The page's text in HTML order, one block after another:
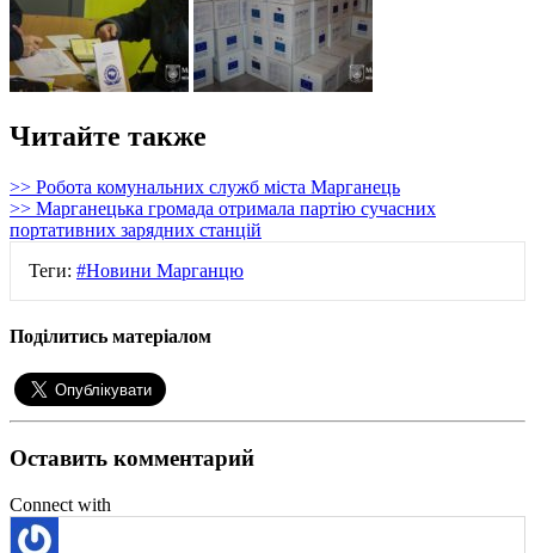
Читайте также
>> Робота комунальних служб міста Марганець
>> Марганецька громада отримала партію сучасних
портативних зарядних станцій
Теги: #Новини Марганцю
Поділитись матеріалом
Оставить комментарий
Connect with